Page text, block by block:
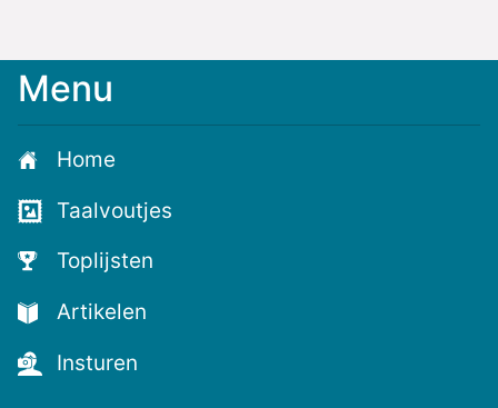
Menu
Home
Taalvoutjes
Toplijsten
Artikelen
Insturen